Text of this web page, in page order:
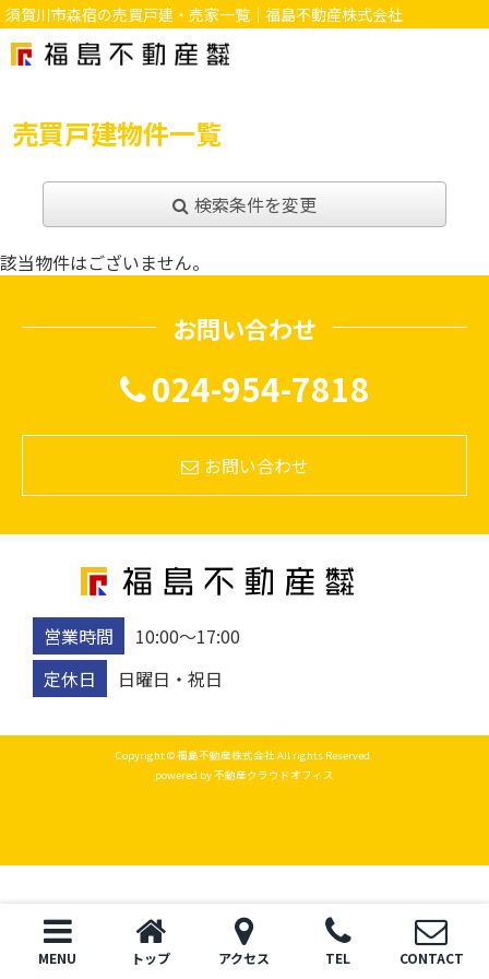
須賀川市森宿の売買戸建・売家一覧｜福島不動産株式会社
売買戸建物件一覧
検索条件を変更
該当物件はございません。
トップ 電話 お問い合わせ
お問い合わせ
024-954-7818
お問い合わせ
営業時間
10:00〜17:00
定休日
日曜日・祝日
MENU トップ アクセス TEL CONTACT
Copyright © 福島不動産株式会社 All rights Reserved.
powered by 不動産クラウドオフィス